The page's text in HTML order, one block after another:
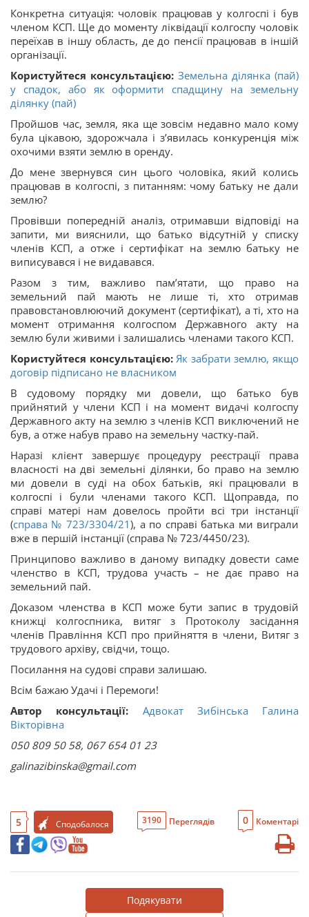
Конкретна ситуація: чоловік працював у колгоспі і був
членом КСП. Ще до моменту ліквідації колгоспу чоловік
переїхав в іншу область, де до пенсії працював в іншій
організації.
Користуйтеся консультацією: Земельна ділянка (пай)
у спадок, або як оформити спадщину на земельну
ділянку (пай)
Пройшов час, земля, яка ще зовсім недавно мало кому
була цікавою, здорожчала і з’явилась конкуренція між
охочими взяти землю в оренду.
До мене звернувся син цього чоловіка, який колись
працював в колгоспі, з питанням: чому батьку не дали
землю?
Провівши попередній аналіз, отримавши відповіді на
запити, ми вияснили, що батько відсутній у списку
членів КСП, а отже і сертифікат на землю батьку не
виписувався і не видавався.
Разом з тим, важливо пам’ятати, що право на
земельний пай мають не лише ті, хто отримав
правовстановлюючий документ (сертифікат), а ті, хто на
момент отримання колгоспом Державного акту на
землю були живими і залишались членами такого КСП.
Користуйтеся консультацією:Як забрати землю, якщо
договір підписано не власником
В судовому порядку ми довели, що батько був
прийнятий у члени КСП і на момент видачі колгоспу
Державного акту на землю з членів КСП виключений не
був, а отже набув право на земельну частку-пай.
Наразі клієнт завершує процедуру реєстрації права
власності на дві земельні ділянки, бо право на землю
ми довели в суді на обох батьків, які працювали в
колгоспі і були членами такого КСП. Щоправда, по
справі матері нам довелось пройти всі три інстанції
(справа № 723/3304/21), а по справі батька ми виграли
вже в першій інстанції (справа № 723/4450/23).
Принципово важливо в даному випадку довести саме
членство в КСП, трудова участь – не дає право на
земельний пай.
Доказом членства в КСП може бути запис в трудовій
книжці колгоспника, витяг з Протоколу засідання
членів Правління КСП про прийняття в члени, Витяг з
трудового архіву, свідчи, тощо.
Посилання на судові справи залишаю.
Всім бажаю Удачі і Перемоги!
Автор консультації:
Адвокат Зибінська Галина
Вікторівна
050 809 50 58, 067 654 01 23
galinazibinska@gmail.com
5 Сподобалося 3190 Переглядів 0 Коментарі
Подякувати